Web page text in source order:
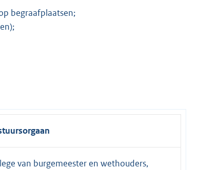
begraafplaatsen;
van burgemeester en wethouders,